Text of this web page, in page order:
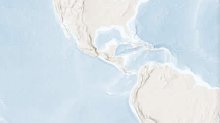
Gama de especies por estación
Gama de verano
Rango de invierno
Rango a lo largo del año